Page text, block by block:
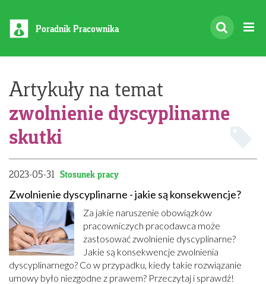
Poradnik Pracownika
Artykuły na temat
zwolnienie dyscyplinarne
skutki
2023-05-31 Stosunek pracy
Zwolnienie dyscyplinarne - jakie są konsekwencje?
Za jakie naruszenie obowiązków
pracowniczych pracodawca może
zastosować zwolnienie dyscyplinarne?
Jakie są konsekwencje zwolnienia
dyscyplinarnego? Co w przypadku, kiedy takie rozwiązanie
umowy było niezgodne z prawem? Przeczytaj i sprawdź!